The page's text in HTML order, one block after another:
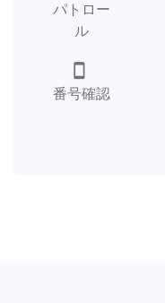
パトロー
ル
smartphone
番号確認